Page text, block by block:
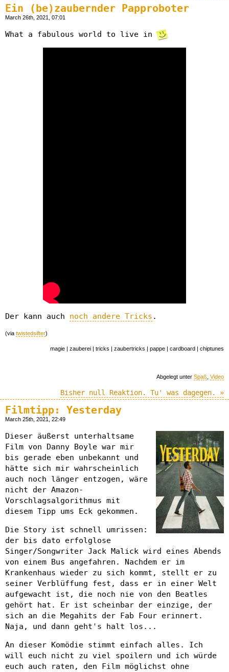
Ein (be)zaubernder Papproboter
March 26th, 2021, 07:01
What a fabulous world to live in
Der kann auch noch andere Tricks .
(via twistedsifter)
magie | zauberei | tricks | zaubertricks | pappe | cardboard | chiptunes
Abgelegt unter Spaß Video
Bisher null Reaktion. Tu' was dagegen. »
Filmtipp: Yesterday
March 25th, 2021, 22:49
Dieser äußerst unterhaltsame
Film von Danny Boyle war mir
bis gerade eben unbekannt und
hätte sich mir wahrscheinlich
auch noch länger entzogen, wäre
nicht der Amazon-
Vorschlagsalgorithmus mit
diesem Tipp ums Eck gekommen.
Die Story ist schnell umrissen:
der bis dato erfolglose
Singer/Songwriter Jack Malick wird eines Abends
von einem Bus angefahren. Nachdem er im
Krankenhaus wieder zu sich kommt, stellt er zu
seiner Verblüffung fest, dass er in einer Welt
aufgewacht ist, die noch nie von den Beatles
gehört hat. Er ist scheinbar der einzige, der
sich an die Megahits der Fab Four erinnert.
Naja, und dann geht's halt los...
An dieser Komödie stimmt einfach alles. Ich
will euch nicht zu viel spoilern und ich würde
euch auch raten, den Film möglichst ohne